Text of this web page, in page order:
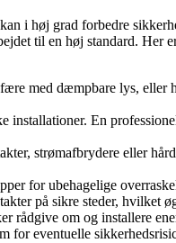
i høj grad forbedre
til en høj standard. Her
med dæmpbare lys,
installationer. En
strømafbrydere eller
for ubehagelige
på sikre steder, hvilket
rådgive om og installere
for eventuelle